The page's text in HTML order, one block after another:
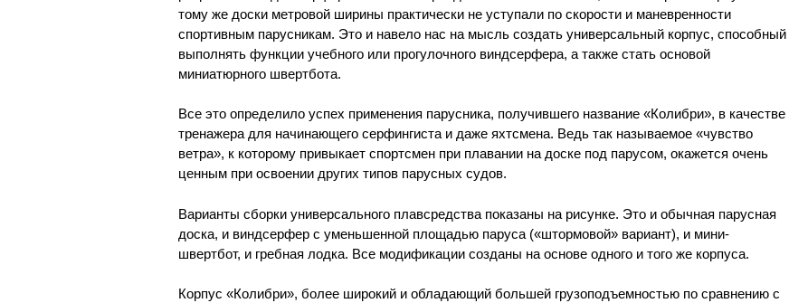
тому же доски метровой ширины практически не уступали по скорости и маневренности
спортивным парусникам. Это и навело нас на мысль создать универсальный корпус, способный
выполнять функции учебного или прогулочного виндсерфера, а также стать основой
миниатюрного швертбота.
Все это определило успех применения парусника, получившего название «Колибри», в качестве
тренажера для начинающего серфингиста и даже яхтсмена. Ведь так называемое «чувство
ветра», к которому привыкает спортсмен при плавании на доске под парусом, окажется очень
ценным при освоении других типов парусных судов.
Варианты сборки универсального плавсредства показаны на рисунке. Это и обычная парусная
доска, и виндсерфер с уменьшенной площадью паруса («штормовой» вариант), и мини-
швертбот, и гребная лодка. Все модификации созданы на основе одного и того же корпуса.
Корпус «Колибри», более широкий и обладающий большей грузоподъемностью по сравнению с